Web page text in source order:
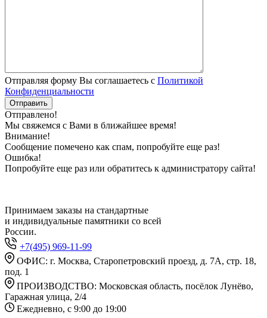
Отправляя форму Вы соглашаетесь с Политикой
Конфиденциальности
Отправлено!
Мы свяжемся с Вами в ближайшее время!
Внимание!
Сообщение помечено как спам, попробуйте еще раз!
Ошибка!
Попробуйте еще раз или обратитесь к администратору сайта!
Принимаем заказы на стандартные
и индивидуальные памятники со всей
России.
+7(495) 969-11-99
ОФИС: г. Москва, Старопетровский проезд, д. 7А, стр. 18,
под. 1
ПРОИЗВОДСТВО: Московская область, посёлок Лунёво,
Гаражная улица, 2/4
Ежедневно, с 9:00 до 19:00